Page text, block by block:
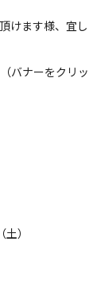
けます様、宜し
バナーをクリッ
）